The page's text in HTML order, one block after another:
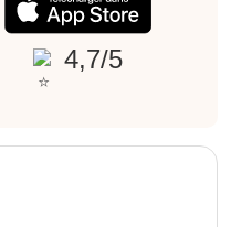
4,7/5